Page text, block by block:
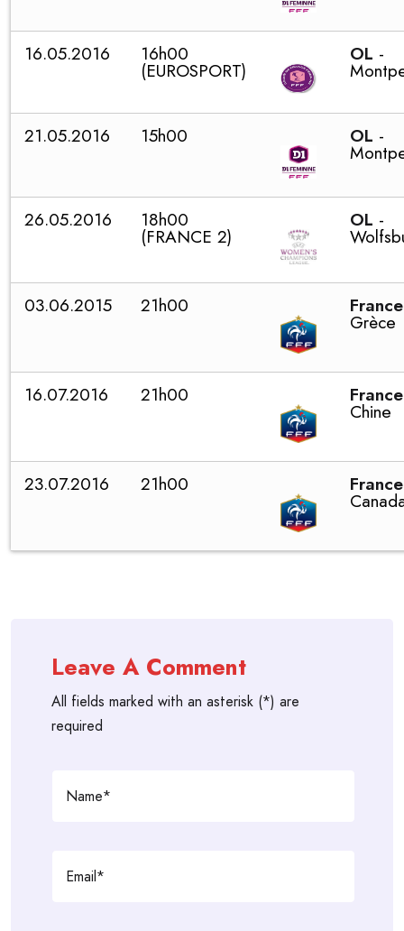
16.05.2016 16h00
(EUROSPORT)
OL -
21.05.2016 15h00 OL -
26.05.2016 18h00
(FRANCE 2)
OL -
03.06.2015 21h00 France
Grèce
16.07.2016 21h00 France
Chine
23.07.2016 21h00 France
Leave A Comment
All fields marked with an asterisk (*) are
required